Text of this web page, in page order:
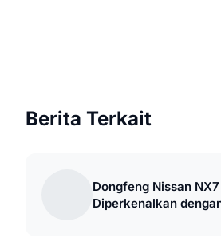
Berita Terkait
Dongfeng Nissan
Diperkenalkan